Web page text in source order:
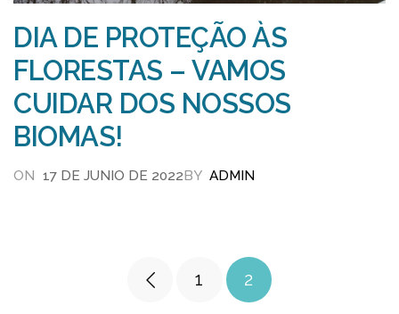
DIA DE PROTEÇÃO ÀS
FLORESTAS – VAMOS
CUIDAR DOS NOSSOS
BIOMAS!
ON 17 DE JUNIO DE 2022BY ADMIN
1 2